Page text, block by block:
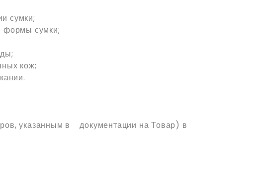
сумки;
формы сумки;
кож;
указанным в документации на Товар) в